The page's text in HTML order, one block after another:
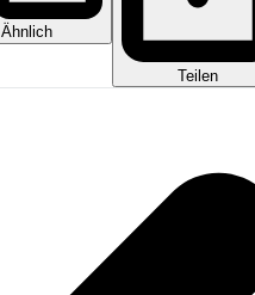
Ähnlich
Teilen